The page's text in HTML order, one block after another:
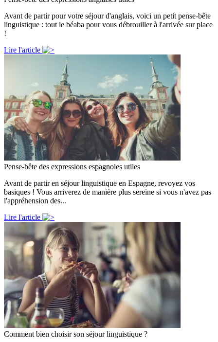
Avant de partir pour votre séjour d'anglais, voici un petit pense-bête
linguistique : tout le béaba pour vous débrouiller à l'arrivée sur place
!
Lire l'article
Pense-bête des expressions espagnoles utiles
Avant de partir en séjour linguistique en Espagne, revoyez vos
basiques ! Vous arriverez de manière plus sereine si vous n'avez pas
l'appréhension des...
Lire l'article
Comment bien choisir son séjour linguistique ?